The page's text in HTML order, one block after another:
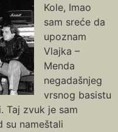
Kole, Imao
sam sreće da
upoznam
Vlajka –
Menda
negadašnjeg
vrsnog basistu
Taj zvuk je sam
su nameštali